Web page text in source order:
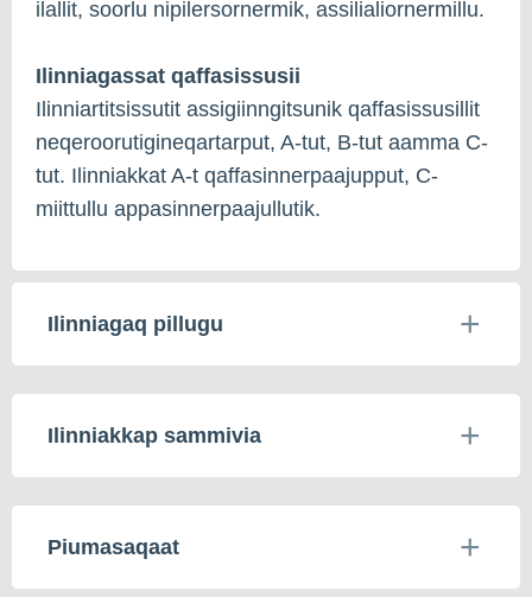
ilallit, soorlu nipilersornermik, assilialiornermillu.
Ilinniagassat qaffasissusii
Ilinniartitsissutit assigiinngitsunik qaffasissusillit
neqeroorutigineqartarput, A-tut, B-tut aamma C-
tut. Ilinniakkat A-t qaffasinnerpaajupput, C-
miittullu appasinnerpaajullutik.
Ilinniagaq pillugu
Ilinniakkap sammivia
Piumasaqaat